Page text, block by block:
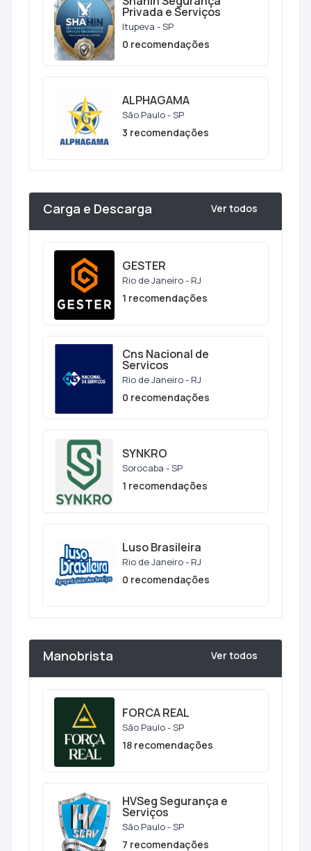
Privada e Serviços
Itupeva - SP
0 recomendações
ALPHAGAMA
São Paulo - SP
3 recomendações
Carga e Descarga Ver todos
GESTER
Rio de Janeiro - RJ
1 recomendações
Cns Nacional de
Servicos
Rio de Janeiro - RJ
0 recomendações
SYNKRO
Sorocaba - SP
1 recomendações
Luso Brasileira
Rio de Janeiro - RJ
0 recomendações
Manobrista Ver todos
FORCA REAL
São Paulo - SP
18 recomendações
HVSeg Segurança e
Serviços
São Paulo - SP
7 recomendações